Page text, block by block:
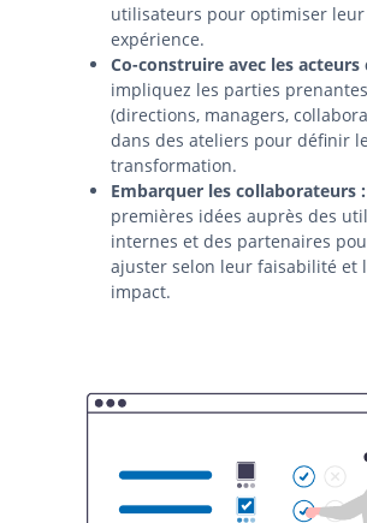
utilisateurs pour optimiser leur
expérience.
Co-construire avec les acteurs
impliquez les parties prenantes
(directions, managers,
dans des ateliers pour définir
transformation.
Embarquer les collaborateurs :
premières idées auprès des
internes et des partenaires
ajuster selon leur faisabilité et
impact.